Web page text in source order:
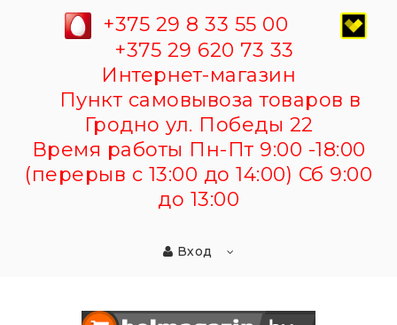
+375 29 8 33 55 00
+375 29 620 73 33
Интернет-магазин
Пункт самовывоза товаров в
Гродно ул. Победы 22
Время работы Пн-Пт 9:00 -18:00
(перерыв с 13:00 до 14:00) Сб 9:00
до 13:00
Вход